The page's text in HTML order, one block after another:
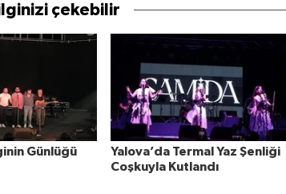
çekebilir
Günlüğü
Yalova’da Termal Yaz Şenliği
Coşkuyla Kutlandı